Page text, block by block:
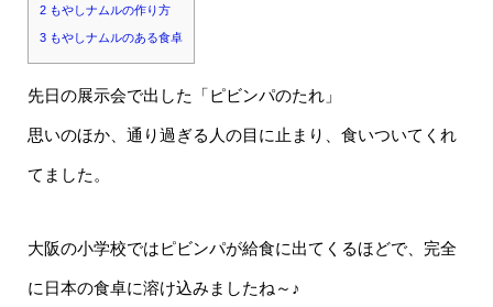
2もやしナムルの作り方
3もやしナムルのある食卓
先日の展示会で出した「ピビンパのたれ」
思いのほか、通り過ぎる人の目に止まり、食いついてくれ
てました。
大阪の小学校ではピビンパが給食に出てくるほどで、完全
に日本の食卓に溶け込みましたね～♪